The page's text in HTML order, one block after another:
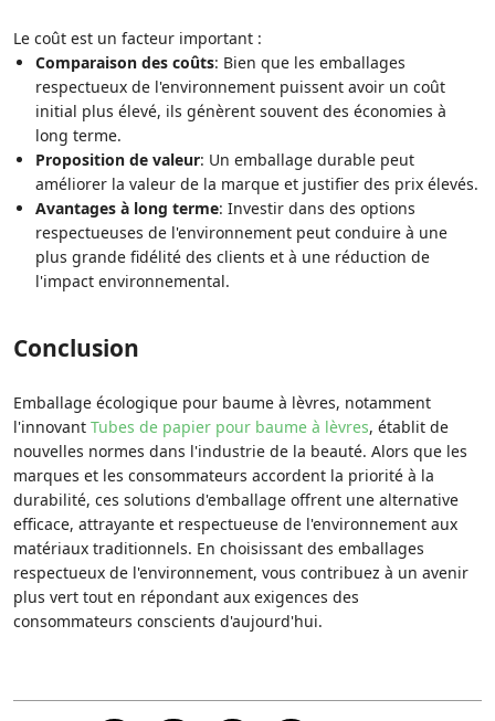
Le coût est un facteur important :
Comparaison des coûts: Bien que les emballages
respectueux de l'environnement puissent avoir un coût
initial plus élevé, ils génèrent souvent des économies à
long terme.
Proposition de valeur: Un emballage durable peut
améliorer la valeur de la marque et justifier des prix élevés.
Avantages à long terme: Investir dans des options
respectueuses de l'environnement peut conduire à une
plus grande fidélité des clients et à une réduction de
l'impact environnemental.
Conclusion
Emballage écologique pour baume à lèvres, notamment
l'innovant Tubes de papier pour baume à lèvres, établit de
nouvelles normes dans l'industrie de la beauté. Alors que les
marques et les consommateurs accordent la priorité à la
durabilité, ces solutions d'emballage offrent une alternative
efficace, attrayante et respectueuse de l'environnement aux
matériaux traditionnels. En choisissant des emballages
respectueux de l'environnement, vous contribuez à un avenir
plus vert tout en répondant aux exigences des
consommateurs conscients d'aujourd'hui.